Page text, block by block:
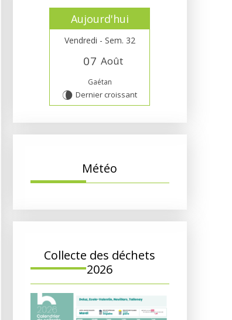
Aujourd'hui
Vendredi - Sem. 32
07 Août
Gaétan
V Dernier croissant
Météo
Collecte des déchets
2026